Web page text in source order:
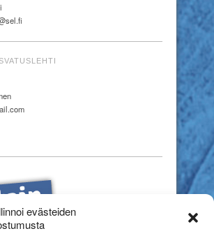
evästeiden